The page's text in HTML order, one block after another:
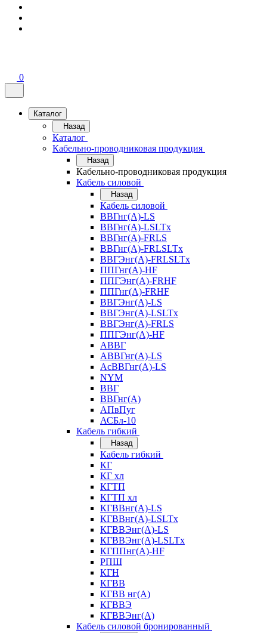
0
Каталог
Назад
Каталог
Кабельно-проводниковая продукция
Назад
Кабельно-проводниковая продукция
Кабель силовой
Назад
Кабель силовой
ВВГнг(А)-LS
ВВГнг(А)-LSLTx
ВВГнг(А)-FRLS
ВВГнг(А)-FRLSLTx
ВВГЭнг(А)-FRLSLTx
ППГнг(А)-HF
ППГЭнг(А)-FRHF
ППГнг(А)-FRHF
ВВГЭнг(А)-LS
ВВГЭнг(А)-LSLTx
ВВГЭнг(А)-FRLS
ППГЭнг(А)-HF
АВВГ
АВВГнг(А)-LS
АсВВГнг(А)-LS
NYM
ВВГ
ВВГнг(А)
АПвПуг
АСБл-10
Кабель гибкий
Назад
Кабель гибкий
КГ
КГ хл
КГТП
КГТП хл
КГВВнг(А)-LS
КГВВнг(А)-LSLTx
КГВВЭнг(А)-LS
КГВВЭнг(А)-LSLTx
КГППнг(А)-HF
РПШ
КГН
КГВВ
КГВВ нг(А)
КГВВЭ
КГВВЭнг(А)
Кабель силовой бронированный